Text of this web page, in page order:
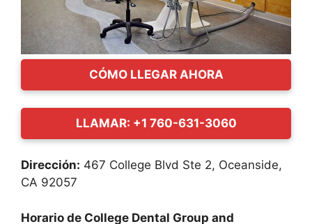
CÓMO LLEGAR AHORA
LLAMAR: +1 760-631-3060
Dirección: 467 College Blvd Ste 2, Oceanside,
CA 92057
Horario de College Dental Group and